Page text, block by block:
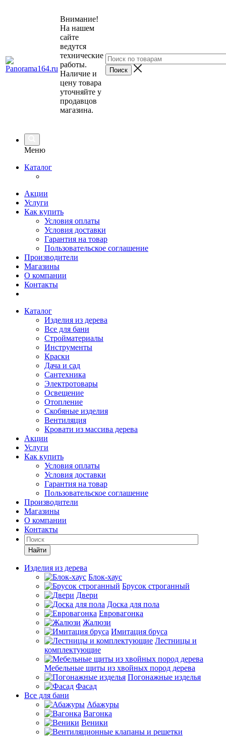
Внимание!
На нашем
сайте
ведутся
технические
работы.
Наличие и
цену товара
уточняйте у
продавцов
магазина.
Меню
Каталог
Акции
Услуги
Как купить
Условия оплаты
Условия доставки
Гарантия на товар
Пользовательское соглашение
Производители
Магазины
О компании
Контакты
Каталог
Изделия из дерева
Все для бани
Стройматериалы
Инструменты
Краски
Дача и сад
Сантехника
Электротовары
Освещение
Отопление
Скобяные изделия
Вентиляция
Кровати из массива дерева
Акции
Услуги
Как купить
Условия оплаты
Условия доставки
Гарантия на товар
Пользовательское соглашение
Производители
Магазины
О компании
Контакты
Найти
Изделия из дерева
Блок-хаус
Брусок строганный
Двери
Доска для пола
Евровагонка
Жалюзи
Имитация бруса
Лестницы и
комплектующие
Мебельные щиты из хвойных пород дерева
Погонажные изделья
Фасад
Все для бани
Абажуры
Вагонка
Веники